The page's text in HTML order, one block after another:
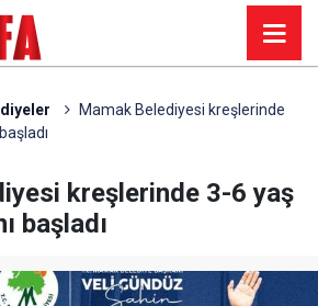
Mamak Belediyesi kreşlerinde
kreşlerinde 3-6 yaş
başladı